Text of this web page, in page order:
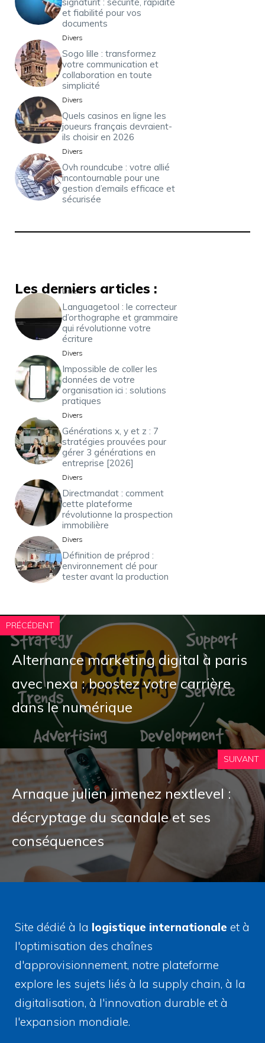
signaturit : sécurité, rapidité
et fiabilité pour vos
documents
Divers
Sogo lille : transformez
votre communication et
collaboration en toute
simplicité
Divers
Quels casinos en ligne les
joueurs français devraient-
ils choisir en 2026
Divers
Ovh roundcube : votre allié
incontournable pour une
gestion d’emails efficace et
sécurisée
Les derniers articles :
Divers
Languagetool : le correcteur
d’orthographe et grammaire
qui révolutionne votre
écriture
Divers
Impossible de coller les
données de votre
organisation ici : solutions
pratiques
Divers
Générations x, y et z : 7
stratégies prouvées pour
gérer 3 générations en
entreprise [2026]
Divers
Directmandat : comment
cette plateforme
révolutionne la prospection
immobilière
Divers
Définition de préprod :
environnement clé pour
tester avant la production
PRÉCÉDENT
Alternance marketing digital à paris
avec nexa : boostez votre carrière
dans le numérique
SUIVANT
Arnaque julien jimenez nextlevel :
décryptage du scandale et ses
conséquences
Site dédié à la logistique internationale et à
l'optimisation des chaînes
d'approvisionnement, notre plateforme
explore les sujets liés à la supply chain, à la
digitalisation, à l'innovation durable et à
l'expansion mondiale.